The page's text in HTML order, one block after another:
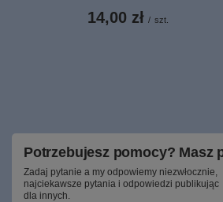
14,00 zł / szt.
Potrzebujesz pomocy? Masz
Zadaj pytanie a my odpowiemy niezwłocznie,
najciekawsze pytania i odpowiedzi publikując
dla innych.